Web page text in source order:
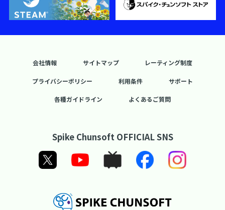
会社情報 サイトマップ レーティング制度
プライバシーポリシー 利用条件 サポート
各種ガイドライン よくあるご質問
Spike Chunsoft OFFICIAL SNS